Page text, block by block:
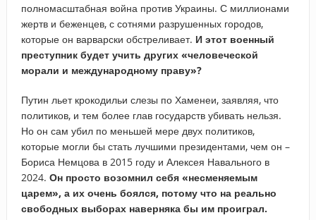
полномасштабная война против Украины. С миллионами
жертв и беженцев, с сотнями разрушенных городов,
которые он варварски обстреливает. И этот военный
преступник будет учить других «человеческой
морали и международному праву»?
Путин льет крокодильи слезы по Хаменеи, заявляя, что
политиков, и тем более глав государств убивать нельзя.
Но он сам убил по меньшей мере двух политиков,
которые могли бы стать лучшими президентами, чем он –
Бориса Немцова в 2015 году и Алексея Навального в
2024. Он просто возомнил себя «несменяемым
царем», а их очень боялся, потому что на реально
свободных выборах наверняка бы им проиграл.